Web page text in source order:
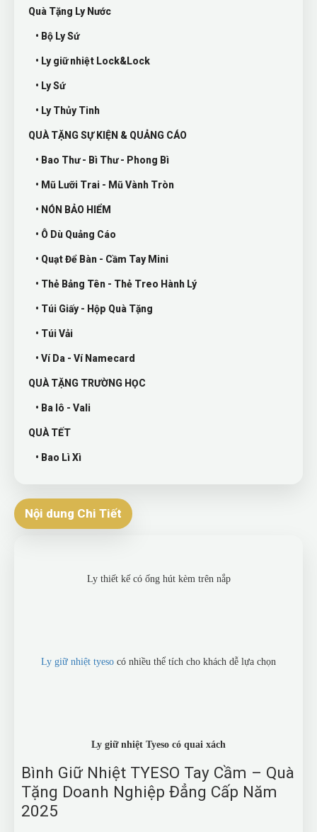
Quà Tặng Ly Nước
• Bộ Ly Sứ
• Ly giữ nhiệt Lock&Lock
• Ly Sứ
• Ly Thủy Tinh
QUÀ TẶNG SỰ KIỆN & QUẢNG CÁO
• Bao Thư - Bì Thư - Phong Bì
• Mũ Lưỡi Trai - Mũ Vành Tròn
• NÓN BẢO HIỂM
• Ô Dù Quảng Cáo
• Quạt Để Bàn - Cầm Tay Mini
• Thẻ Bảng Tên - Thẻ Treo Hành Lý
• Túi Giấy - Hộp Quà Tặng
• Túi Vải
• Ví Da - Ví Namecard
QUÀ TẶNG TRƯỜNG HỌC
• Ba lô - Vali
QUÀ TẾT
• Bao Lì Xì
Nội dung Chi Tiết
Ly thiết kế có ống hút kèm trên nắp
Ly giữ nhiệt tyeso có nhiều thể tích cho khách dễ lựa chọn
Ly giữ nhiệt Tyeso có quai xách
Bình Giữ Nhiệt TYESO Tay Cầm – Quà
Tặng Doanh Nghiệp Đẳng Cấp Năm
2025